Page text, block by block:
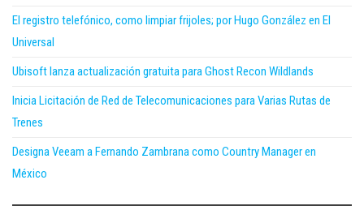
El registro telefónico, como limpiar frijoles; por Hugo González en El
Universal
Ubisoft lanza actualización gratuita para Ghost Recon Wildlands
Inicia Licitación de Red de Telecomunicaciones para Varias Rutas de
Trenes
Designa Veeam a Fernando Zambrana como Country Manager en
México